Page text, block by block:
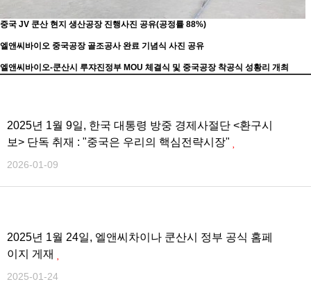
중국 JV 쿤산 현지 생산공장 진행사진 공유(공정률 88%)
엘앤씨바이오 중국공장 골조공사 완료 기념식 사진 공유
엘앤씨바이오-쿤산시 루쟈진정부 MOU 체결식 및 중국공장 착공식 성황리 개최
2025년 1월 9일, 한국 대통령 방중 경제사절단 <환구시
보> 단독 취재 : "중국은 우리의 핵심전략시장"
2026-01-09
2025년 1월 24일, 엘앤씨차이나 쿤산시 정부 공식 홈페
이지 게재
2025-01-24